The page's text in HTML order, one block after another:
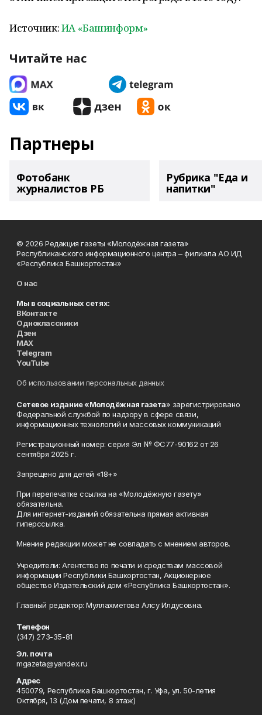
Источник:ИА «Башинформ»
Читайте нас
Партнеры
Фотобанк
журналистов РБ
Рубрика "Еда и
напитки"
© 2026 Редакция газеты «Молодёжная газета»
Республиканского информационного центра – филиала АО ИД
«Республика Башкортостан»
О нас
Мы в социальных сетях:
ВКонтакте
Одноклассники
Дзен
MAX
Telegram
YouTube
Об использовании персональных данных
Сетевое издание «Молодёжная газета» зарегистрировано
Федеральной службой по надзору в сфере связи,
информационных технологий и массовых коммуникаций
Регистрационный номер: серия Эл № ФС77-90162 от 26
сентября 2025 г.
Запрещено для детей «18+»
При перепечатке ссылка на «Молодёжную газету»
обязательна.
Для интернет-изданий обязательна прямая активная
гиперссылка.
Мнение редакции может не совпадать с мнением авторов.
Учредители: Агентство по печати и средствам массовой
информации Республики Башкортостан, Акционерное
общество Издательский дом «Республика Башкортостан».
Главный редактор: Муллахметова Алсу Илдусовна.
Телефон
(347) 273-35-81
Эл. почта
mgazeta@yandex.ru
Адрес
450079, Республика Башкортостан, г. Уфа, ул. 50-летия
Октября, 13 (Дом печати, 8 этаж)